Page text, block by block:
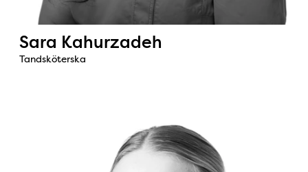
Sara Kahurzadeh
Tandsköterska